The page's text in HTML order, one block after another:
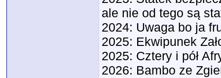
ale nie od tego są
2024: Uwaga bo ja
2025: Ekwipunek
2025: Cztery i pół
2026: Bambo ze